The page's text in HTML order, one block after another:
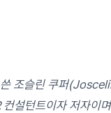
조슬린 쿠퍼
설턴트이자 저자이